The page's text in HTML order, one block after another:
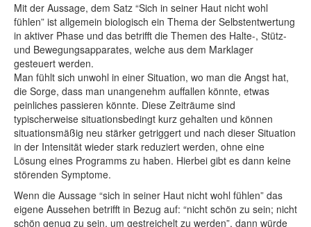
Mit der Aussage, dem Satz “Sich in seiner Haut nicht wohl
fühlen” ist allgemein biologisch ein Thema der Selbstentwertung
in aktiver Phase und das betrifft die Themen des Halte-, Stütz-
und Bewegungsapparates, welche aus dem Marklager
gesteuert werden.
Man fühlt sich unwohl in einer Situation, wo man die Angst hat,
die Sorge, dass man unangenehm auffallen könnte, etwas
peinliches passieren könnte. Diese Zeiträume sind
typischerweise situationsbedingt kurz gehalten und können
situationsmäßig neu stärker getriggert und nach dieser Situation
in der Intensität wieder stark reduziert werden, ohne eine
Lösung eines Programms zu haben. Hierbei gibt es dann keine
störenden Symptome.
Wenn die Aussage “sich in seiner Haut nicht wohl fühlen” das
eigene Aussehen betrifft in Bezug auf: “nicht schön zu sein; nicht
schön genug zu sein, um gestreichelt zu werden”, dann würde